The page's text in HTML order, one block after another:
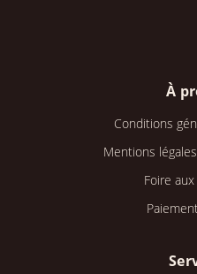
À
Conditions
Mentions
Foire